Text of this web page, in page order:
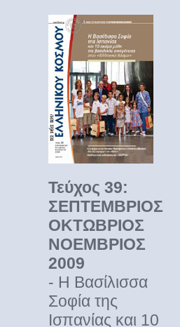
Τεύχος 39:
ΣΕΠΤΕΜΒΡΙΟΣ
ΟΚΤΩΒΡΙΟΣ
ΝΟΕΜΒΡΙΟΣ
2009
- Η Βασίλισσα
Σοφία της
Ισπανίας και 10